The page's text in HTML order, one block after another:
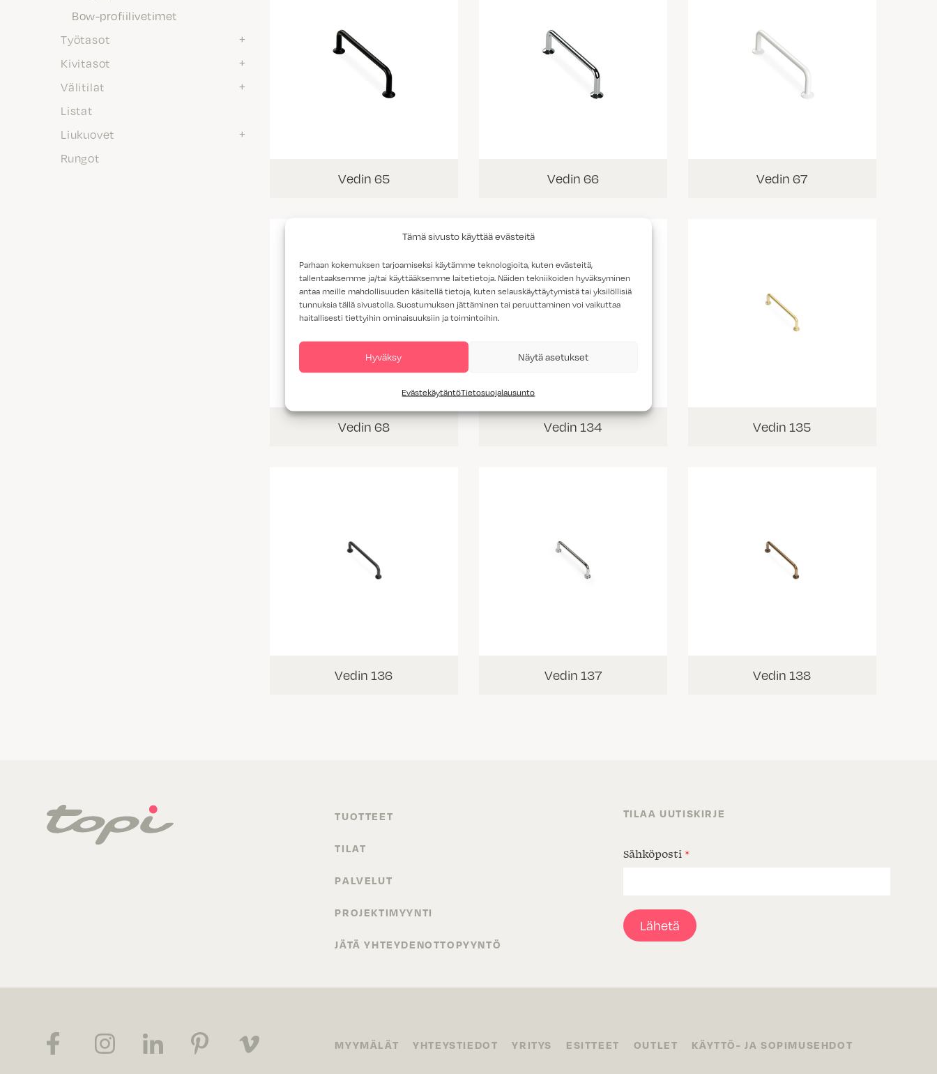
Tämä sivusto käyttää evästeitä
Parhaan kokemuksen tarjoamiseksi käytämme teknologioita, kuten evästeitä,
tallentaaksemme ja/tai käyttääksemme laitetietoja. Näiden tekniikoiden hyväksyminen
antaa meille mahdollisuuden käsitellä tietoja, kuten selauskäyttäytymistä tai yksilöllisiä
tunnuksia tällä sivustolla. Suostumuksen jättäminen tai peruuttaminen voi vaikuttaa
haitallisesti tiettyihin ominaisuuksiin ja toimintoihin.
Hyväksy Näytä asetukset
EvästekäytäntöTietosuojalausunto
Bow-profiilivetimet
Työtasot
Kivitasot
Välitilat
Listat
Liukuovet
Rungot
Vedin 65 Vedin 66 Vedin 67
Vedin 68 Vedin 134 Vedin 135
Vedin 136 Vedin 137 Vedin 138
TUOTTEET
TILAT
PALVELUT
PROJEKTIMYYNTI
JÄTÄ YHTEYDENOTTOPYYNTÖ
TILAA UUTISKIRJE
Sähköposti *
Lähetä
MYYMÄLÄT YHTEYSTIEDOT YRITYS ESITTEET OUTLET KÄYTTÖ- JA SOPIMUSEHDOT